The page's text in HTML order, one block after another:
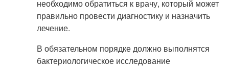
необходимо обратиться к врачу, который может
правильно провести диагностику и назначить
лечение.
В обязательном порядке должно выполнятся
бактериологическое исследование